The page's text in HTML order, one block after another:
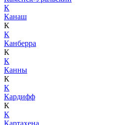
К
Канаш
К
К
Канберра
К
К
Канны
К
К
Кардифф
К
К
Картахена